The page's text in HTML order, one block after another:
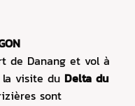
de Danang et vol à
visite du Delta du
sont